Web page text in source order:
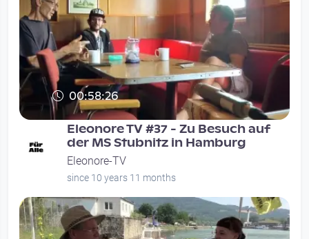
00:58:26
Eleonore TV #37 - Zu Besuch auf
der MS Stubnitz in Hamburg
Eleonore-TV
since 10 years 11 months